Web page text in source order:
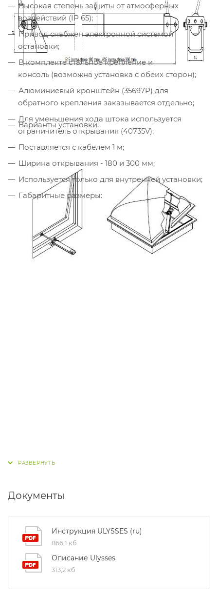
Высокая степень защиты от атмосферных
воздействий (IP 65);
Привод снабжен электронной системой
остановки;
В комплекте стальное крепление и
консоль (возможна установка с обеих сторон);
Алюминиевый кронштейн (35697P) для
обратного крепления заказывается отдельно;
Для уменьшения хода штока используется
ограничитель открывания (40735V);
Поставляется с кабелем 1 м;
Ширина открывания - 180 и 300 мм;
Используется только для внутренней установки;
Габаритные размеры:
Варианты установки:
Документы
Инструкция ULYSSES (ru)
866,1 кб
Описание Ulysses
313,2 кб